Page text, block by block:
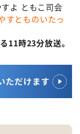
よ ともこ司会
すとものいたっ
11時23分放送。